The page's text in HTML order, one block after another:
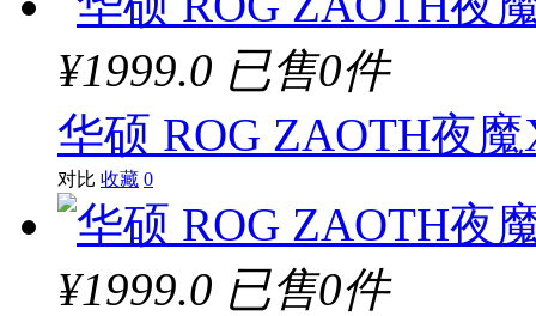
¥1999.0 已售0件
华硕 ROG ZAOTH夜
对比 收藏 0
¥1999.0 已售0件